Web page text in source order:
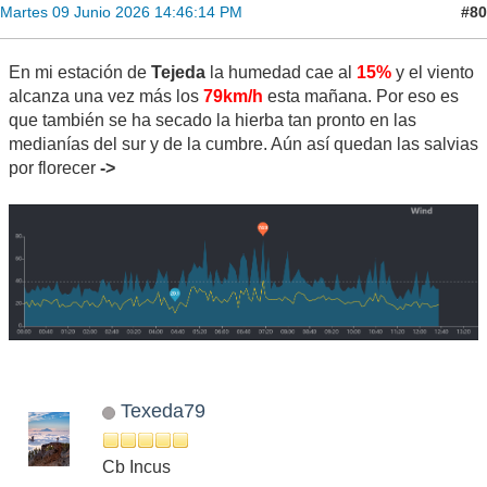
Martes 09 Junio 2026 14:46:14 PM #80
En mi estación de Tejeda la humedad cae al 15% y el viento
alcanza una vez más los 79km/h esta mañana. Por eso es
que también se ha secado la hierba tan pronto en las
medianías del sur y de la cumbre. Aún así quedan las salvias
por florecer ->
Texeda79
Cb Incus